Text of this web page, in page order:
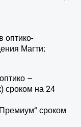
оптико-
Магти;
–
сроком на 24
сроком